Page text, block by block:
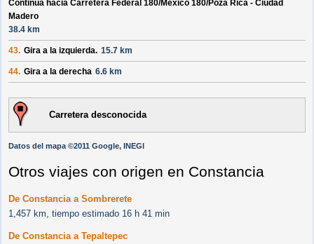
Continúa hacia Carretera Federal 180/Mexico 180/Poza Rica - Ciudad
Madero
38.4 km
43. Gira a la izquierda. 15.7 km
44. Gira a la derecha 6.6 km
Carretera desconocida
Datos del mapa ©2011 Google, INEGI
Otros viajes con origen en Constancia
De Constancia a Sombrerete
1,457 km, tiempo estimado 16 h 41 min
De Constancia a Tepaltepec